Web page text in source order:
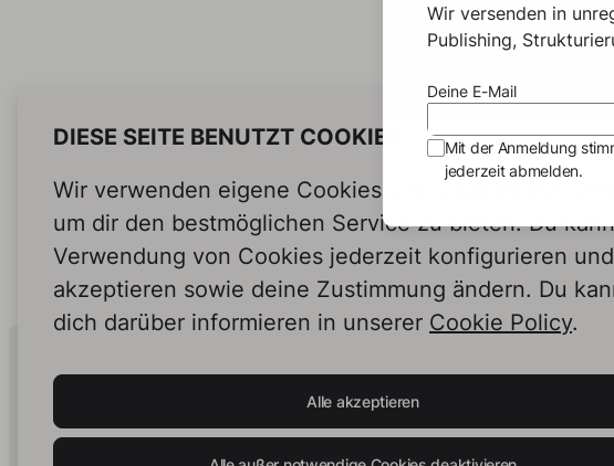
DIESE SEITE BENUTZT COOKIES
Wir verwenden eigene Cookies und Cookies von
um dir den bestmöglichen Service zu bieten. Du
Verwendung von Cookies jederzeit konfigurieren und
akzeptieren sowie deine Zustimmung ändern. Du
dich darüber informieren in unserer Cookie Policy.
Alle akzeptieren
Human Intelligence.
In Print.
Wir versenden in
Publishing,
Deine E-Mail
Mit der Anmeldung
jederzeit abmelden.